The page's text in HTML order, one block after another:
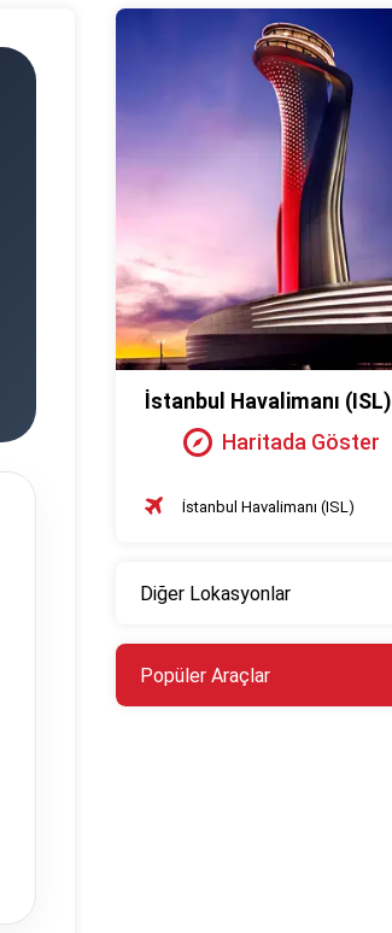
İstanbul Havalimanı (ISL)
Haritada Göster
İstanbul Havalimanı (ISL)
Diğer Lokasyonlar
Popüler Araçlar